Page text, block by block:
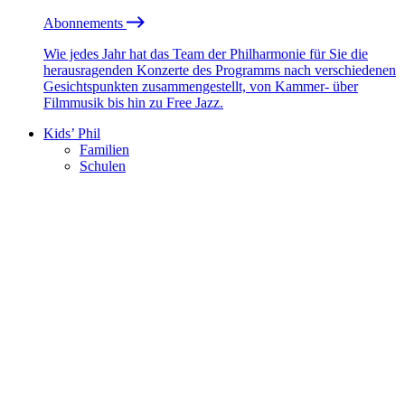
Abonnements
Wie jedes Jahr hat das Team der Philharmonie für Sie die
herausragenden Konzerte des Programms nach verschiedenen
Gesichtspunkten zusammengestellt, von Kammer- über
Filmmusik bis hin zu Free Jazz.
Kids’ Phil
Familien
Schulen